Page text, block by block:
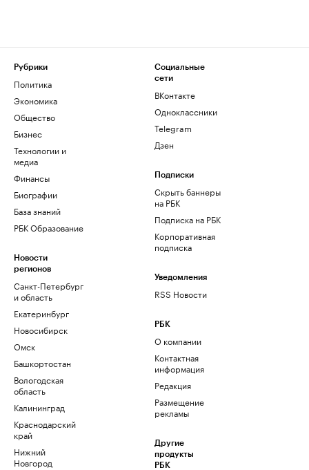
Рубрики
Политика
Экономика
Общество
Бизнес
Технологии и
медиа
Финансы
Биографии
База знаний
РБК Образование
Новости
регионов
Санкт-Петербург
и область
Екатеринбург
Новосибирск
Омск
Башкортостан
Вологодская
область
Калининград
Краснодарский
край
Нижний
Новгород
Социальные
сети
ВКонтакте
Одноклассники
Telegram
Дзен
Подписки
Скрыть баннеры
на РБК
Подписка на РБК
Корпоративная
подписка
Уведомления
RSS Новости
РБК
О компании
Контактная
информация
Редакция
Размещение
рекламы
Другие
продукты
РБК